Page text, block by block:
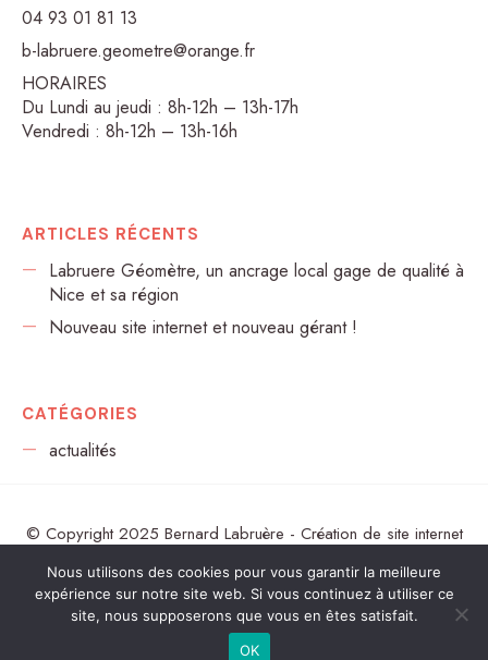
04 93 01 81 13
b-labruere.geometre@orange.fr
HORAIRES
Du Lundi au jeudi : 8h-12h – 13h-17h
Vendredi : 8h-12h – 13h-16h
ARTICLES RÉCENTS
Labruere Géomètre, un ancrage local gage de qualité à
Nice et sa région
Nouveau site internet et nouveau gérant !
CATÉGORIES
actualités
© Copyright 2025 Bernard Labruère - Création de site internet
Nous utilisons des cookies pour vous garantir la meilleure
expérience sur notre site web. Si vous continuez à utiliser ce
site, nous supposerons que vous en êtes satisfait.
OK